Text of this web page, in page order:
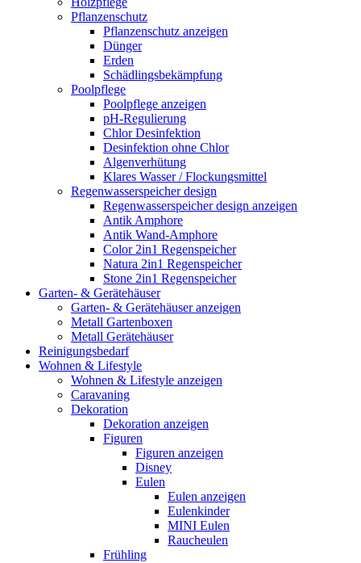
Pflanzenschutz
Pflanzenschutz anzeigen
Dünger
Erden
Schädlingsbekämpfung
Poolpflege
Poolpflege anzeigen
pH-Regulierung
Chlor Desinfektion
Desinfektion ohne Chlor
Algenverhütung
Klares Wasser / Flockungsmittel
Regenwasserspeicher design
Regenwasserspeicher design anzeigen
Antik Amphore
Antik Wand-Amphore
Color 2in1 Regenspeicher
Natura 2in1 Regenspeicher
Stone 2in1 Regenspeicher
Garten- & Gerätehäuser
Garten- & Gerätehäuser anzeigen
Metall Gartenboxen
Metall Gerätehäuser
Reinigungsbedarf
Wohnen & Lifestyle
Wohnen & Lifestyle anzeigen
Caravaning
Dekoration
Dekoration anzeigen
Figuren
Figuren anzeigen
Disney
Eulen
Eulen anzeigen
Eulenkinder
MINI Eulen
Raucheulen
Frühling